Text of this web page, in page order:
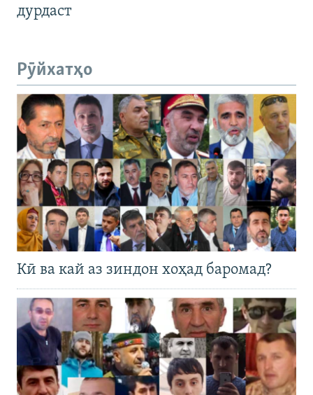
дурдаст
Рӯйхатҳо
Кӣ ва кай аз зиндон хоҳад баромад?